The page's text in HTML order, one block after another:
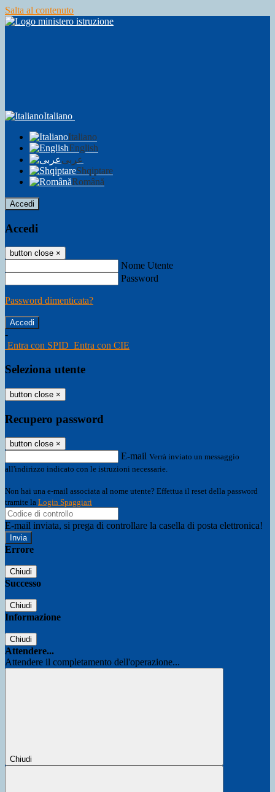
Salta al contenuto
Italiano
Italiano
English
عربى
Shqiptare
Română
Accedi
Accedi
button close ×
Nome Utente
Password
Password dimenticata?
-
Entra con SPID Entra con CIE
Seleziona utente
button close ×
Recupero password
button close ×
E-mail Verrà inviato un messaggio
all'indirizzo indicato con le istruzioni necessarie.
Non hai una e-mail associata al nome utente? Effettua il reset della password
tramite la Login Spaggiari
E-mail inviata, si prega di controllare la casella di posta elettronica!
Errore
Chiudi
Successo
Chiudi
Informazione
Chiudi
Attendere...
Attendere il completamento dell'operazione...
Chiudi